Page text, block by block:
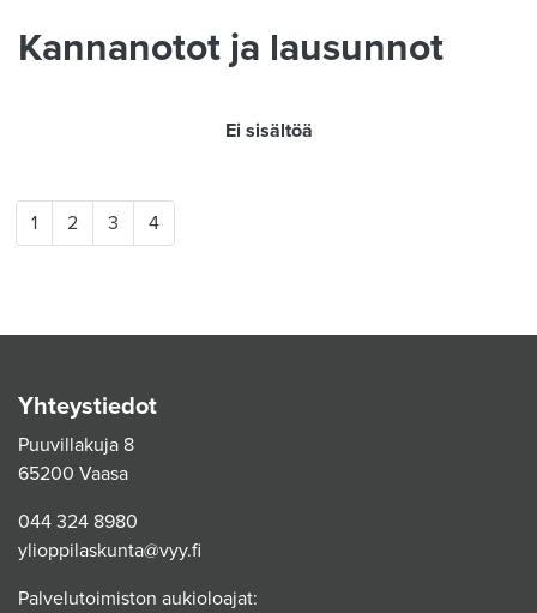
Kannanotot ja lausunnot
Ei sisältöä
1 2 3 4
Yhteystiedot
Puuvillakuja 8
65200 Vaasa
044 324 8980
ylioppilaskunta@vyy.fi
Palvelutoimiston aukioloajat: